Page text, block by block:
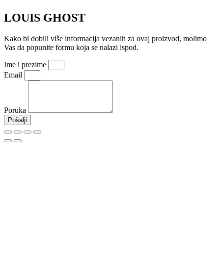
LOUIS GHOST
Kako bi dobili više informacija vezanih za ovaj proizvod, molimo
Vas da popunite formu koja se nalazi ispod.
Ime i prezime
Email
Poruka
Pošalji